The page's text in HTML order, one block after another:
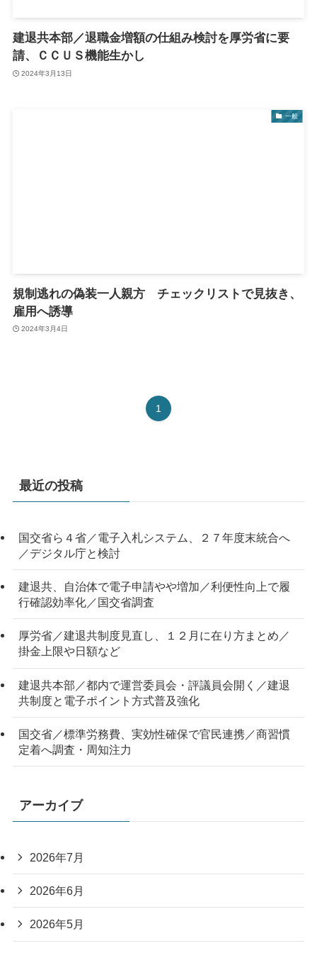
建退共本部／退職金増額の仕組み検討を厚労省に要
請、ＣＣＵＳ機能生かし
2024年3月13日
一般
規制逃れの偽装一人親方 チェックリストで見抜き、
雇用へ誘導
2024年3月4日
1
最近の投稿
国交省ら４省／電子入札システム、２７年度末統合へ
／デジタル庁と検討
建退共、自治体で電子申請やや増加／利便性向上で履
行確認効率化／国交省調査
厚労省／建退共制度見直し、１２月に在り方まとめ／
掛金上限や日額など
建退共本部／都内で運営委員会・評議員会開く／建退
共制度と電子ポイント方式普及強化
国交省／標準労務費、実効性確保で官民連携／商習慣
定着へ調査・周知注力
アーカイブ
2026年7月
2026年6月
2026年5月